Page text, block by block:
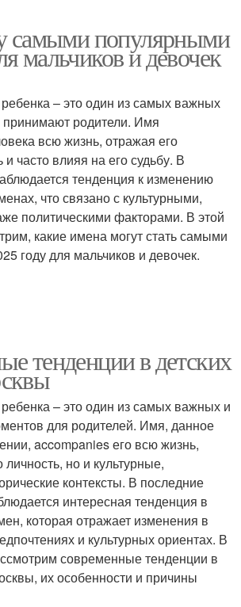
самыми популярными
мальчиков и девочек
– это один из самых важных
родители. Имя
всю жизнь, отражая его
часто влияя на его судьбу. В
тенденция к изменению
что связано с культурными,
политическими факторами. В этой
какие имена могут стать самыми
году для мальчиков и девочек.
тенденции в детских
– это один из самых важных и
для родителей. Имя, данное
accompanies его всю жизнь,
но и культурные,
контексты. В последние
интересная тенденция в
которая отражает изменения в
и культурных ориентах. В
современные тенденции в
их особенности и причины